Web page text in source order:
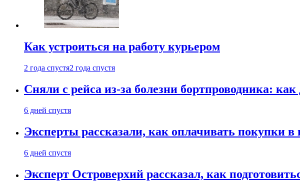
Как устроиться на работу курьером
2 года спустя2 года спустя
Сняли с рейса из-за болезни бортпроводника:
6 дней спустя
Эксперты рассказали, как оплачивать покупки в
6 дней спустя
Эксперт Островерхий рассказал, как